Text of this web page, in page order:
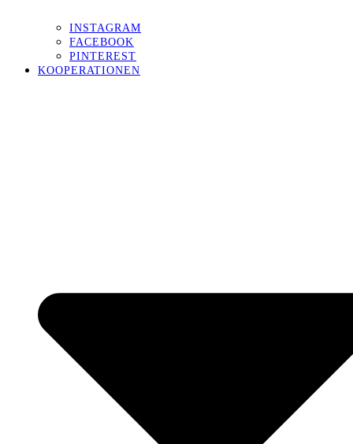
INSTAGRAM
FACEBOOK
PINTEREST
KOOPERATIONEN